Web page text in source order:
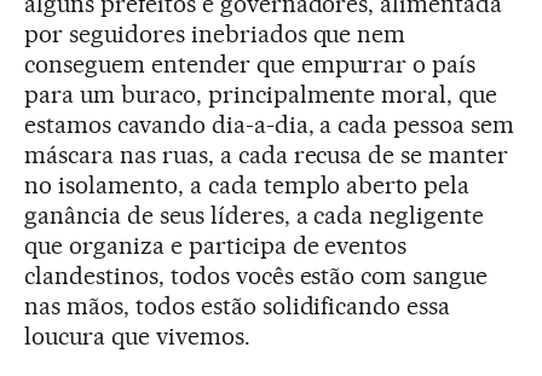
por seguidores inebriados que nem
conseguem entender que empurrar o país
para um buraco, principalmente moral, que
estamos cavando dia-a-dia, a cada pessoa sem
máscara nas ruas, a cada recusa de se manter
no isolamento, a cada templo aberto pela
ganância de seus líderes, a cada negligente
que organiza e participa de eventos
clandestinos, todos vocês estão com sangue
nas mãos, todos estão solidificando essa
loucura que vivemos.